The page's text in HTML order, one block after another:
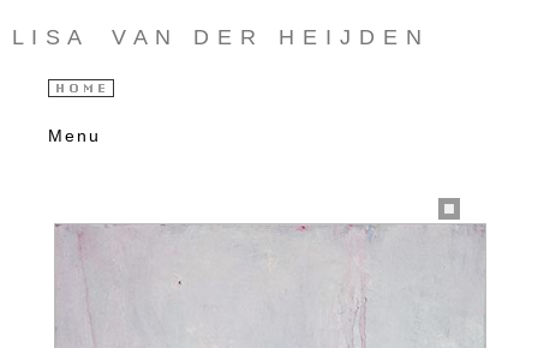
L I S A V A N D E R H E I J D E N
Menu